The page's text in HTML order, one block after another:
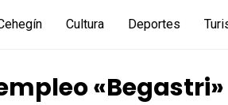
Cultura Deportes
«Begastri»